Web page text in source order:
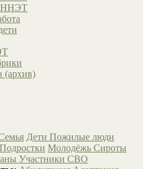
(архив)
Дети Пожилые люди
Подростки Молодёжь Сироты
Участники СВО